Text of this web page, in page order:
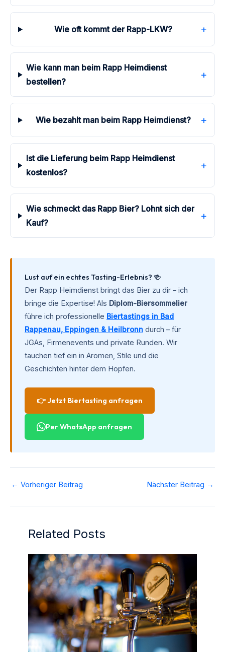
Wie oft kommt der Rapp-LKW? +
Wie kann man beim Rapp Heimdienst
bestellen?
+
Wie bezahlt man beim Rapp Heimdienst? +
Ist die Lieferung beim Rapp Heimdienst
kostenlos?
+
Wie schmeckt das Rapp Bier? Lohnt sich der
Kauf?
+
Lust auf ein echtes Tasting-Erlebnis? 🍻
Der Rapp Heimdienst bringt das Bier zu dir – ich
bringe die Expertise! Als Diplom-Biersommelier
führe ich professionelle Biertastings in Bad
Rappenau, Eppingen & Heilbronn durch – für
JGAs, Firmenevents und private Runden. Wir
tauchen tief ein in Aromen, Stile und die
Geschichten hinter dem Hopfen.
👉 Jetzt Biertasting anfragen
Per WhatsApp anfragen
← Vorheriger Beitrag Nächster Beitrag →
Related Posts